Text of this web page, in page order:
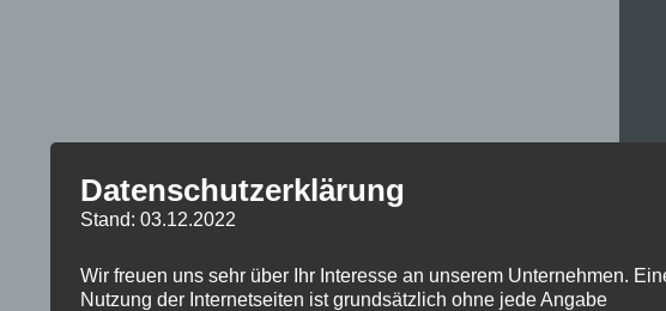
Datenschutzerklärung
Stand: 03.12.2022
Wir freuen uns sehr über Ihr Interesse an unserem Unternehmen.
Nutzung der Internetseiten ist grundsätzlich ohne jede Angabe